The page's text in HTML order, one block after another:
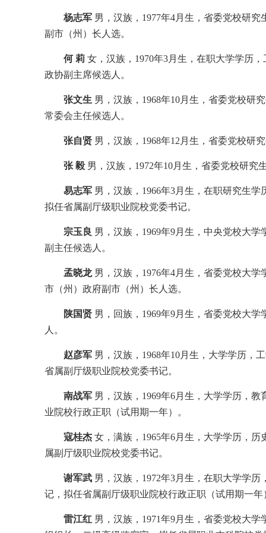
杨志军 男，汉族，1977年4月生，省委党校研
副市（州）长人选。
何 莉 女，汉族，1970年3月生，在职大学学历
政协副主席候选人。
张文生 男，汉族，1968年10月生，省委党校研
常委会主任候选人。
张自贤 男，汉族，1968年12月生，省委党校研
张 毅 男，汉族，1972年10月生，省委党校研
易志军 男，汉族，1966年3月生，在职研究生
拟任省属副厅级职业院校党委书记。
宗玉良 男，汉族，1969年9月生，中央党校大
副主任候选人。
孟晓龙男，汉族，1976年4月生，省委党校大
市（州）政府副市（州）长人选。
陕国贤 男，回族，1969年9月生，省委党校大
人。
赵彦军 男，汉族，1968年10月生，大学学历，
省属副厅级职业院校党委书记。
南战军 男，汉族，1969年6月生，大学学历，
业院校行政正职（试用期一年）。
寇桂杰 女，满族，1965年6月生，大学学历，
属副厅级职业院校党委书记。
谢军武 男，汉族，1972年3月生，在职大学学
记，拟任省属副厅级职业院校行政正职（试用期一年
雷江红 男，汉族，1971年9月生，省委党校大